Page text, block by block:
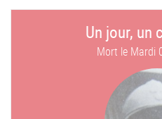
Un jour, un
Mort le Mardi